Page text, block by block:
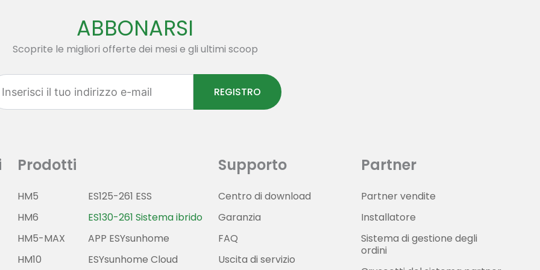
ABBONARSI
Scoprite le migliori offerte dei mesi e gli ultimi scoop
REGISTRO
Prodotti
HM5
HM6
HM5-MAX
HM10
ES125-261 ESS
ES130-261 Sistema ibrido
APP ESYsunhome
ESYsunhome Cloud
Supporto
Centro di download
Garanzia
FAQ
Uscita di servizio
Partner
Partner vendite
Installatore
Sistema di gestione degli
ordini